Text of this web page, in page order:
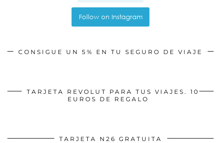
Follow on Instagram
CONSIGUE UN 5% EN TU SEGURO DE VIAJE
TARJETA REVOLUT PARA TUS VIAJES. 10
EUROS DE REGALO
TARJETA N26 GRATUITA